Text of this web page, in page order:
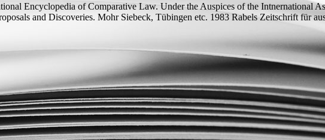
Encyclopedia of Comparative Law. Under the Auspices of the Intnernational
and Discoveries. Mohr Siebeck, Tübingen etc. 1983 Rabels Zeitschrift für